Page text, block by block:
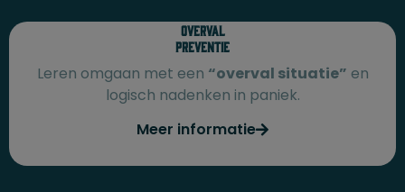
Overval
Preventie
Leren omgaan met een “overval situatie” en
logisch nadenken in paniek.
Meer informatie